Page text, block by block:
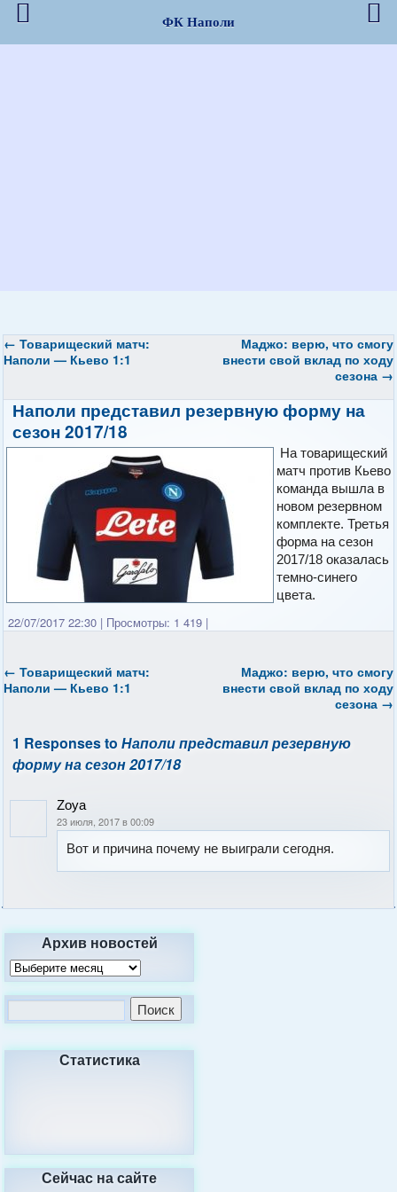
← Товарищеский матч:
Наполи — Кьево 1:1
Маджо: верю, что смогу
внести свой вклад по ходу
сезона →
Наполи представил резервную форму на
сезон 2017/18
На товарищеский
матч против Кьево
команда вышла в
новом резервном
комплекте. Третья
форма на сезон
2017/18 оказалась
темно-синего
цвета.
22/07/2017 22:30 | Просмотры: 1 419 |
← Товарищеский матч:
Наполи — Кьево 1:1
Маджо: верю, что смогу
внести свой вклад по ходу
сезона →
1 Responses toНаполи представил резервную
форму на сезон 2017/18
Zoya
23 июля, 2017 в 00:09
Вот и причина почему не выиграли сегодня.
Архив новостей
Статистика
Сейчас на сайте
ФК Наполи